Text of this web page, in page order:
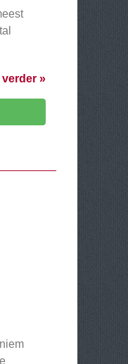
verder »